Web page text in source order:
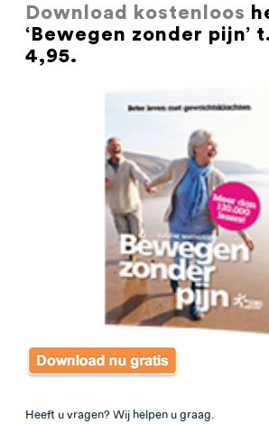
Download kostenloos
‘Bewegen zonder pijn’
4,95.
Heeft u vragen? Wij helpen u graag.